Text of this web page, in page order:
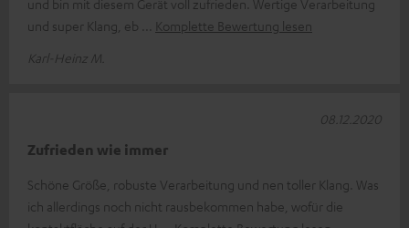
und bin mit diesem Gerät voll zufrieden. Wertige Verarbeitung
und super Klang, eb
Komplette Bewertung lesen
Karl-Heinz M.
Zufrieden wie immer
Schöne Größe, robuste Verarbeitung und nen toller Klang. Was
ich allerdings noch nicht rausbekommen habe, wofür die
08.12.2020